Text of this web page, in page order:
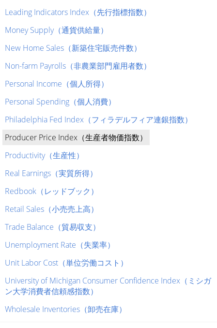
Leading Indicators Index（先行指標指数）
Money Supply（通貨供給量）
New Home Sales（新築住宅販売件数）
Non-farm Payrolls（非農業部門雇用者数）
Personal Income（個人所得）
Personal Spending（個人消費）
Philadelphia Fed Index（フィラデルフィア連銀指数）
Producer Price Index（生産者物価指数）
Productivity（生産性）
Real Earnings（実質所得）
Redbook（レッドブック）
Retail Sales（小売売上高）
Trade Balance（貿易収支）
Unemployment Rate（失業率）
Unit Labor Cost（単位労働コスト）
University of Michigan Consumer Confidence Index（ミシガ
ン大学消費者信頼感指数）
Wholesale Inventories（卸売在庫）